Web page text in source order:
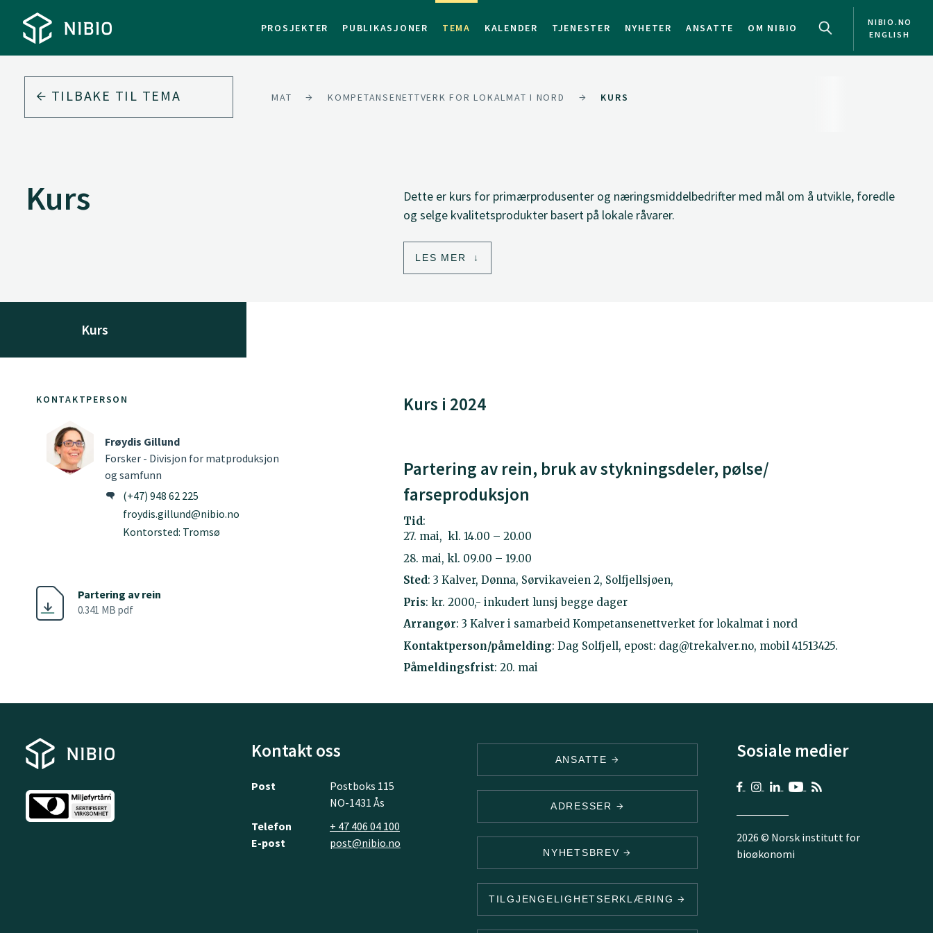
PROSJEKTER PUBLIKASJONER TEMA KALENDER TJENESTER NYHETER ANSATTE OM NIBIO
NIBIO.NO
ENGLISH
TILBAKE TIL TEMA MAT KOMPETANSENETTVERK FOR LOKALMAT I NORD KURS
Kurs
Dette er kurs for primærprodusenter og næringsmiddelbedrifter med mål om å utvikle, foredle
og selge kvalitetsprodukter basert på lokale råvarer.
LES MER
Kurs
KONTAKTPERSON
Frøydis Gillund
Forsker - Divisjon for matproduksjon
og samfunn
(+47) 948 62 225
froydis.gillund@nibio.no
Kontorsted: Tromsø
Partering av rein
0.341 MB pdf
Kurs i 2024
Partering av rein, bruk av stykningsdeler, pølse/
farseproduksjon
Tid:
27. mai, kl. 14.00 – 20.00
28. mai, kl. 09.00 – 19.00
Sted: 3 Kalver, Dønna, Sørvikaveien 2, Solfjellsjøen,
Pris: kr. 2000,- inkudert lunsj begge dager
Arrangør: 3 Kalver i samarbeid Kompetansenettverket for lokalmat i nord
Kontaktperson/påmelding: Dag Solfjell, epost: dag@trekalver.no, mobil 41513425.
Påmeldingsfrist: 20. mai
Kontakt oss
Post
Postboks 115
NO-1431 Ås
Telefon
+ 47 406 04 100
E-post
post@nibio.no
ANSATTE
ADRESSER
NYHETSBREV
TILGJENGELIGHETSERKLÆRING
Sosiale medier
2026 © Norsk institutt for
bioøkonomi